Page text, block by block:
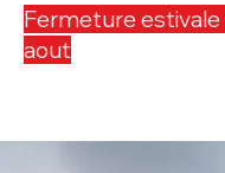
Fermeture estivale
aout